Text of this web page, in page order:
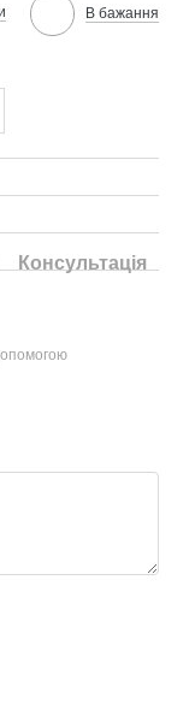
В бажання
Консультація